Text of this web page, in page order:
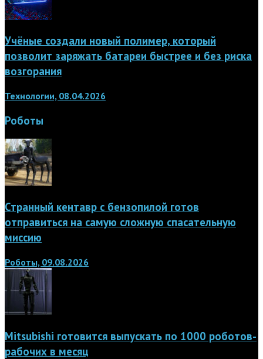
Учёные создали новый полимер, который
позволит заряжать батареи быстрее и без риска
возгорания
Технологии, 08.04.2026
Роботы
Странный кентавр с бензопилой готов
отправиться на самую сложную спасательную
миссию
Роботы, 09.08.2026
Mitsubishi готовится выпускать по 1000 роботов-
рабочих в месяц